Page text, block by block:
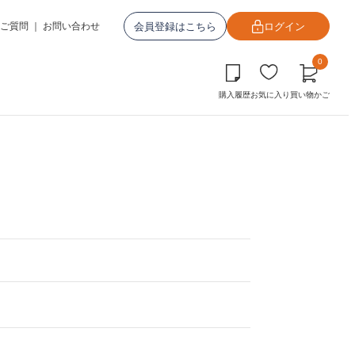
質問 お問い合わせ 会員登録はこちら ログイン
購入履歴お気に入り
0
買い物かご